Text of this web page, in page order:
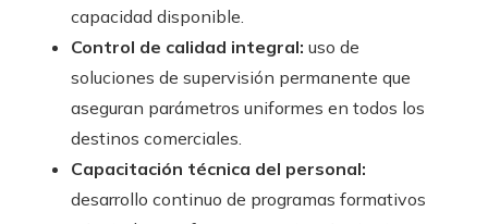
capacidad disponible.
Control de calidad integral: uso de
soluciones de supervisión permanente que
aseguran parámetros uniformes en todos los
destinos comerciales.
Capacitación técnica del personal:
desarrollo continuo de programas formativos